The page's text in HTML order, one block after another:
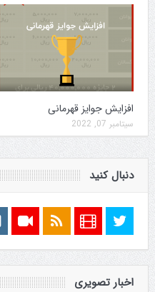
افزایش جوایز قهرمانی
سپتامبر 07, 2022
دنبال کنید
اخبار تصویری